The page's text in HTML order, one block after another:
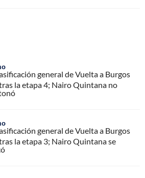
general de Vuelta a Burgos
la etapa 4; Nairo Quintana no
general de Vuelta a Burgos
la etapa 3; Nairo Quintana se